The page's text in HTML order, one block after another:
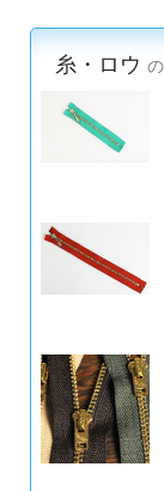
糸・ロウ